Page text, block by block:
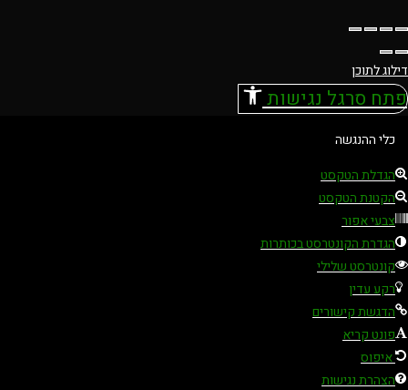
דילוג לתוכן
פתח סרגל נגישות
כלי ההנגשה
הגדלת הטקסט
הקטנת הטקסט
צבעי אפור
הגדרת הקונטרסט בכותרות
קונטרסט שלילי
רקע עדין
הדגשת קישורים
פונט קריא
איפוס
הצהרת נגישות